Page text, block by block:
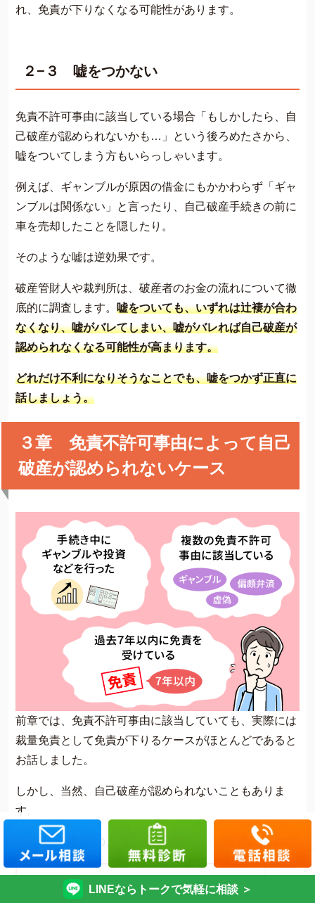
れ、免責が下りなくなる可能性があります。
２−３ 嘘をつかない
免責不許可事由に該当している場合「もしかしたら、自
己破産が認められないかも…」という後ろめたさから、
嘘をついてしまう方もいらっしゃいます。
例えば、ギャンブルが原因の借金にもかかわらず「ギャ
ンブルは関係ない」と言ったり、自己破産手続きの前に
車を売却したことを隠したり。
そのような嘘は逆効果です。
破産管財人や裁判所は、破産者のお金の流れについて徹
底的に調査します。 嘘をついても、いずれは辻褄が合わ
なくなり、嘘がバレてしまい、嘘がバレれば自己破産が
認められなくなる可能性が高まります。
どれだけ不利になりそうなことでも、嘘をつかず正直に
話しましょう。
３章 免責不許可事由によって自己
破産が認められないケース
前章では、免責不許可事由に該当していても、実際には
裁量免責として免責が下りるケースがほとんどであると
お話しました。
しかし、当然、自己破産が認められないこともありま
す。
具体的には以下のようなケースです。
LINEならトークで気軽に相談 ＞